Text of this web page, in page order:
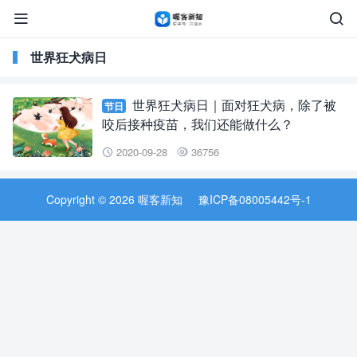


世界狂犬病日
节日
世界狂犬病日｜面对狂犬病，除了被
咬后接种疫苗，我们还能做什么？
 2020-09-28  36756
Copyright © 2026 喔客新知 豫ICP备08005442号-1